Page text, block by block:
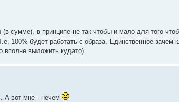
(в сумме), в принципе не так чтобы и мало для того
100% будет работать с образа. Единственное зачем
вполне выложить кудато).
А вот мне - нечем